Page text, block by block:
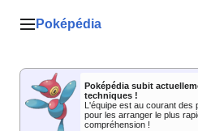
Menu principal
Poképédia
Poképédia subit
techniques !
L'équipe est au courant des
pour les arranger le plus
compréhension !